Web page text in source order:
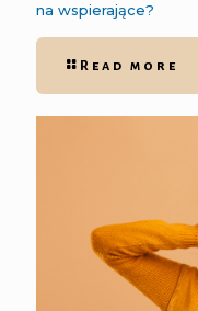
na wspierające?
Read more